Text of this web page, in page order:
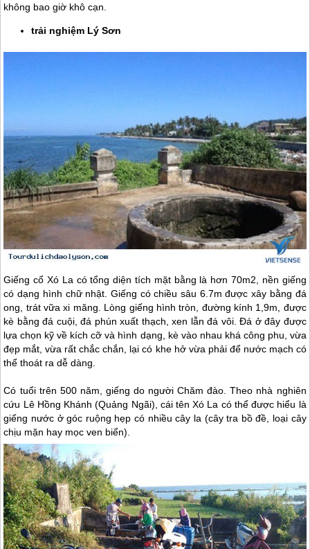
không bao giờ khô cạn.
trải nghiệm Lý Sơn
Giếng cổ Xó La có tổng diện tích mặt bằng là hơn 70m2, nền giếng
có dạng hình chữ nhật. Giếng có chiều sâu 6.7m được xây bằng đá
ong, trát vữa xi măng. Lòng giếng hình tròn, đường kính 1,9m, được
kè bằng đá cuội, đá phún xuất thạch, xen lẫn đá vôi. Đá ở đây được
lựa chọn kỹ về kích cỡ và hình dạng, kè vào nhau khá công phu, vừa
đẹp mắt, vừa rất chắc chắn, lại có khe hở vừa phải để nước mạch có
thể thoát ra dễ dàng.
Có tuổi trên 500 năm, giếng do người Chăm đào. Theo nhà nghiên
cứu Lê Hồng Khánh (Quảng Ngãi), cái tên Xó La có thể được hiểu là
giếng nước ở góc ruộng hẹp có nhiều cây la (cây tra bồ đề, loại cây
chịu mặn hay mọc ven biển).